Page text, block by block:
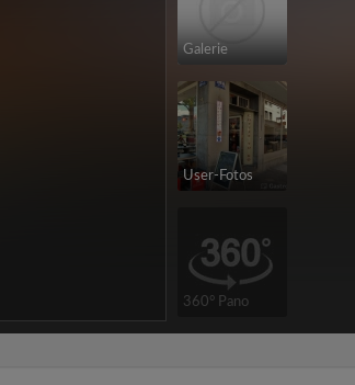
Galerie
User-Fotos
360° Pano